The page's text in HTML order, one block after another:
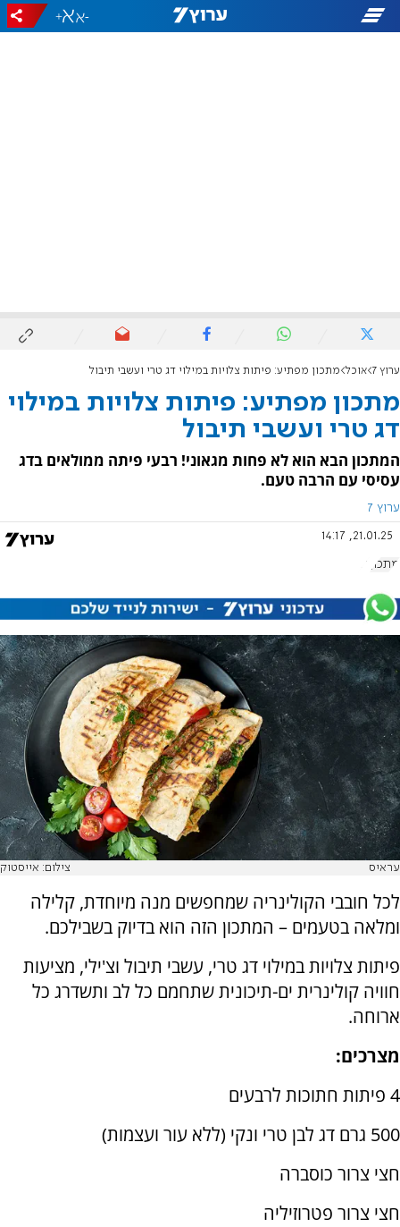
-
+
ערוץ 7 אוכל מתכון מפתיע: פיתות צלויות במילוי דג טרי ועשבי תיבול
מתכון מפתיע: פיתות צלויות במילוי
דג טרי ועשבי תיבול
המתכון הבא הוא לא פחות מגאוני! רבעי פיתה ממולאים בדג
עסיסי עם הרבה טעם.
ערוץ 7
21.01.25, 14:17
מתכון דג
עראיס צילום: אייסטוק
לכל חובבי הקולינריה שמחפשים מנה מיוחדת, קלילה
ומלאה בטעמים – המתכון הזה הוא בדיוק בשבילכם.
פיתות צלויות במילוי דג טרי, עשבי תיבול וצ'ילי, מציעות
חוויה קולינרית ים-תיכונית שתחמם כל לב ותשדרג כל
ארוחה.
מצרכים:
4 פיתות חתוכות לרבעים
500 גרם דג לבן טרי ונקי (ללא עור ועצמות)
חצי צרור כוסברה
חצי צרור פטרוזיליה